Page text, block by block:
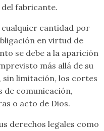
fabricante.
cualquier cantidad por
en virtud de
se debe a la aparición
más allá de su
limitación, los cortes
comunicación,
o acto de Dios.
derechos legales como